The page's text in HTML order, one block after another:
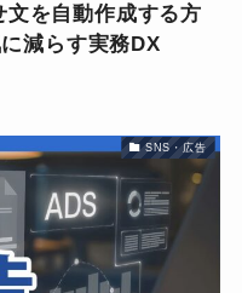
を自動作成する方
減らす実務DX
SNS・広告